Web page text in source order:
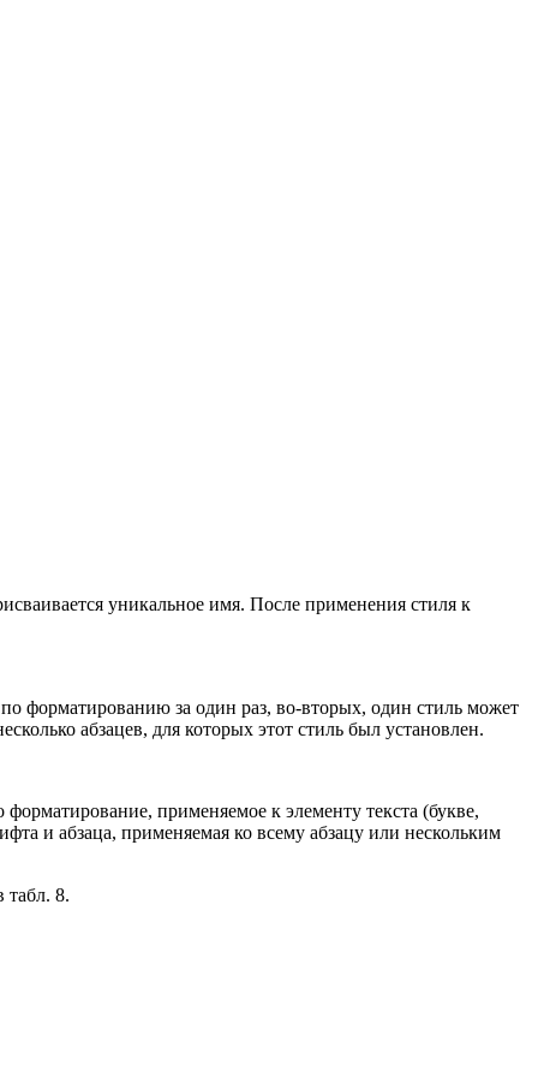
уникальное имя. После применения стиля к
форматированию за один раз, во-вторых, один стиль может
абзацев, для которых этот стиль был установлен.
форматирование, применяемое к элементу текста (букве,
и абзаца, применяемая ко всему абзацу или нескольким
табл. 8.